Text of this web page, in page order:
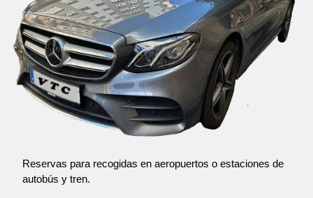
Reservas para recogidas en aeropuertos o estaciones de
autobús y tren.